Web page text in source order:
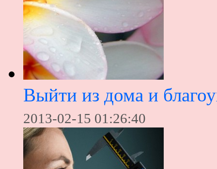
Выйти из дома и
2013-02-15 01:26:40